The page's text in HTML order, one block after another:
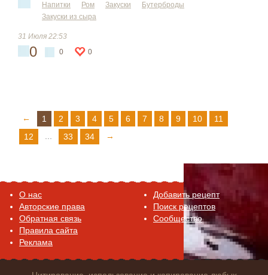
Напитки Ром Закуски
Бутерброды
Закуски из сыра
31 Июля 22:53
0 0 0
← 1 2 3 4 5 6 7 8 9 10
11
12
33 34 →
O нас
Авторские права
Обратная связь
Правила сайта
Реклама
Добавить рецепт
Поиск рецептов
Сообщество